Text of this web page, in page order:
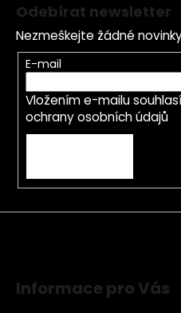
Odebírat newsletter
Nezmeškejte žádné
E-mail
Vložením e-mailu
ochrany osobních údajů
Informace pro Vás